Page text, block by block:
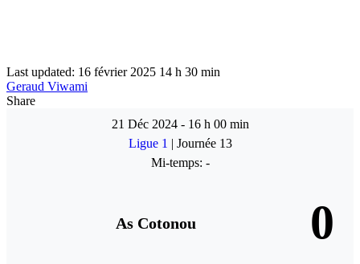
Last updated: 16 février 2025 14 h 30 min
Geraud Viwami
Share
21 Déc 2024 - 16 h 00 min
Ligue 1 | Journée 13
Mi-temps: -
As Cotonou 0